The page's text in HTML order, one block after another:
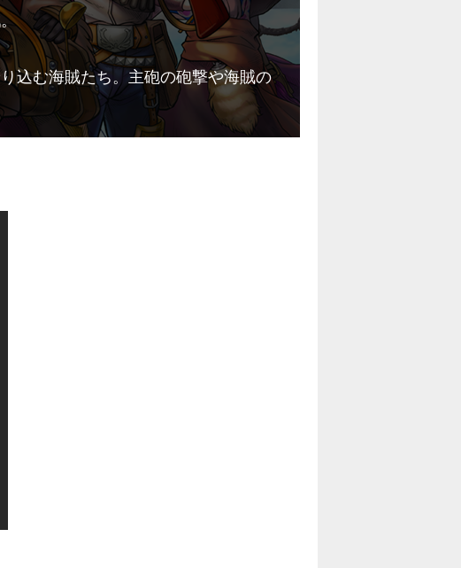
込む海賊たち。主砲の砲撃や海賊の